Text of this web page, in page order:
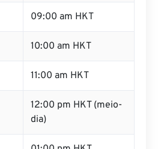
09:00 am HKT
10:00 am HKT
11:00 am HKT
12:00 pm HKT (meio-
dia)